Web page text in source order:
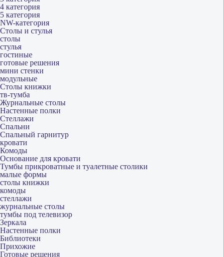
4 категория
5 категория
NW-категория
Столы и стулья
столы
стулья
гостиные
готовые решения
мини стенки
модульные
Столы книжки
тв-тумба
Журнальные столы
Настенные полки
Стеллажи
Спальни
Спальный гарнитур
кровати
Комоды
Основание для кровати
Тумбы прикроватные и туалетные столики
малые формы
столы книжки
комоды
стеллажи
журнальные столы
тумбы под телевизор
Зеркала
Настенные полки
Библиотеки
Прихожие
Готовые решения